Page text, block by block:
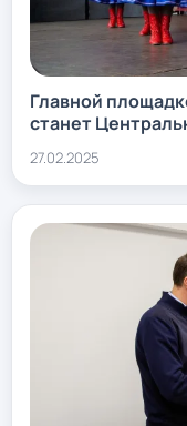
Главной
станет
27.02.2025